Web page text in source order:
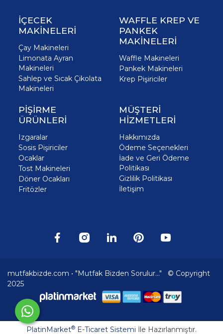
İÇECEK
MAKİNELERİ
Çay Makineleri
Limonata Ayran
Makineleri
Sahlep ve Sıcak Çikolata
Makineleri
WAFFLE KREP VE
PANKEK
MAKİNELERİ
Waffle Makineleri
Pankek Makineleri
Krep Pişiriciler
PİŞİRME
ÜRÜNLERİ
Izgaralar
Sosis Pişiriciler
Ocaklar
Tost Makineleri
Döner Ocakları
Fritözler
MÜŞTERİ
HİZMETLERİ
Hakkımızda
Ödeme Seçenekleri
İade ve Geri Ödeme
Politikası
Gizlilik Politikası
İletişim
mutfakbizde.com • "Mutfak Bizden Sorulur..." © Copyright
2025
PlatinMarket® E-Ticaret Sistemi İle Hazırlanmıştır.